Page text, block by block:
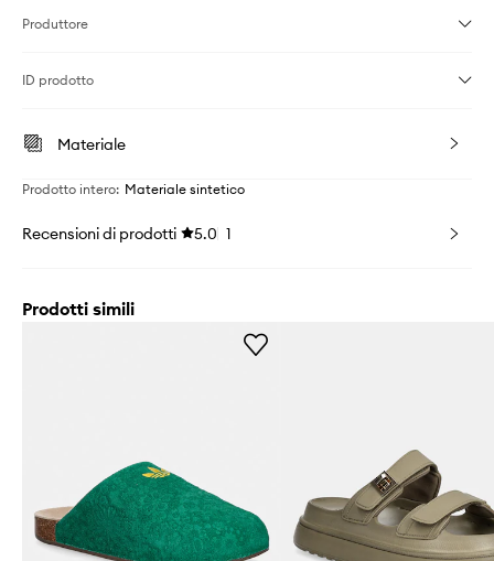
Produttore
ID prodotto
Materiale
Prodotto intero: Materiale sintetico
Recensioni di prodotti 5.0 1
Prodotti simili